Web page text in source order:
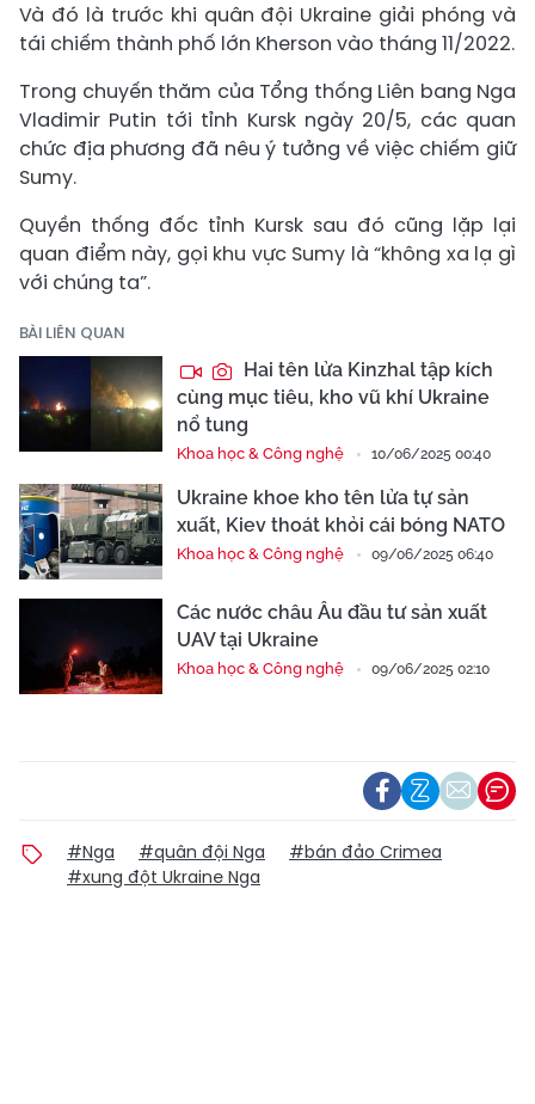
Và đó là trước khi quân đội Ukraine giải phóng và
tái chiếm thành phố lớn Kherson vào tháng 11/2022.
Trong chuyến thăm của Tổng thống Liên bang Nga
Vladimir Putin tới tỉnh Kursk ngày 20/5, các quan
chức địa phương đã nêu ý tưởng về việc chiếm giữ
Sumy.
Quyền thống đốc tỉnh Kursk sau đó cũng lặp lại
quan điểm này, gọi khu vực Sumy là “không xa lạ gì
với chúng ta”.
BÀI LIÊN QUAN
Hai tên lửa Kinzhal tập kích
cùng mục tiêu, kho vũ khí Ukraine
nổ tung
Khoa học & Công nghệ 10/06/2025 00:40
Ukraine khoe kho tên lửa tự sản
xuất, Kiev thoát khỏi cái bóng NATO
Khoa học & Công nghệ 09/06/2025 06:40
Các nước châu Âu đầu tư sản xuất
UAV tại Ukraine
Khoa học & Công nghệ 09/06/2025 02:10
#Nga #quân đội Nga
#bán đảo Crimea
#xung đột Ukraine Nga